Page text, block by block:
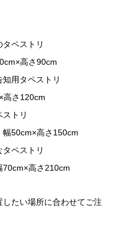
ペストリ
高さ90cm
用タペストリ
さ120cm
トリ
50cm×高さ150cm
ペストリ
高さ210cm
たい場所に合わせてご注